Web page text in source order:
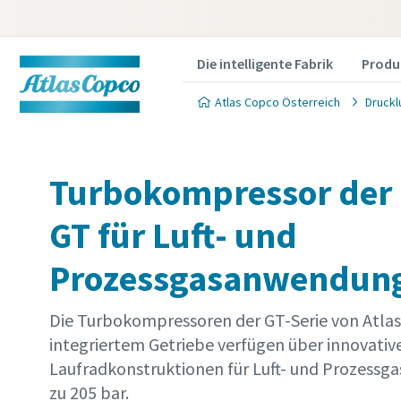
Die intelligente Fabrik
Atlas Copco Österreich
Turbokompressor der
GT für Luft- und
Die Turbokompressoren der GT-Serie von
integriertem Getriebe verfügen über
Laufradkonstruktionen für Luft- und
zu 205 bar.
Wenn
füllen Sie
Sie